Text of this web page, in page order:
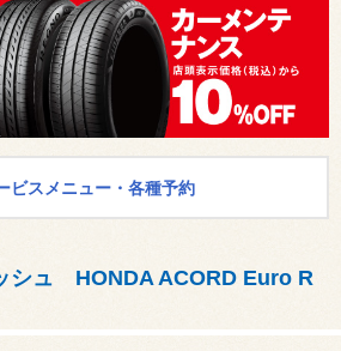
ビスメニュー・各種予約
シュ HONDA ACORD Euro R